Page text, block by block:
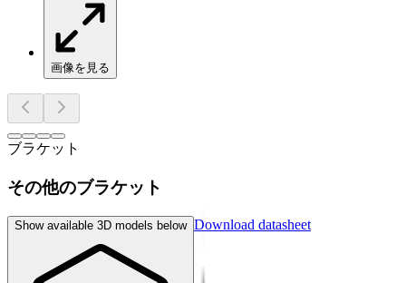
画像を見る
ブラケット
その他のブラケット
Show available 3D models below Download datasheet